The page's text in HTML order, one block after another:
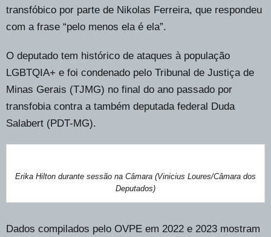
transfóbico por parte de Nikolas Ferreira, que respondeu
com a frase “pelo menos ela é ela”.
O deputado tem histórico de ataques à população
LGBTQIA+ e foi condenado pelo Tribunal de Justiça de
Minas Gerais (TJMG) no final do ano passado por
transfobia contra a também deputada federal Duda
Salabert (PDT-MG).
Erika Hilton durante sessão na Câmara (Vinicius Loures/Câmara dos
Deputados)
Dados compilados pelo OVPE em 2022 e 2023 mostram